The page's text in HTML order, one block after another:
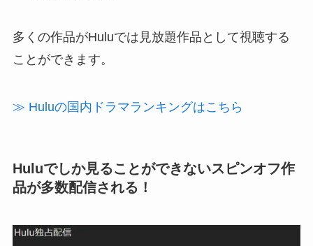
多くの作品がHuluでは見放題作品として視聴する
ことができます。
≫ Huluの国内ドラマランキングはこちら
Huluでしか見ることができないスピンオフ作
品が多数配信される！